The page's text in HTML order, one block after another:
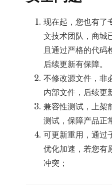
现在起，您也有
文技术团队，商城
且通过严格的代码
后续更新有保障。
不修改源文件，非
内部文件，后续更
兼容性测试，上架
测试，保障产品正
可更新重用，通过
优化加速，若您有
冲突；